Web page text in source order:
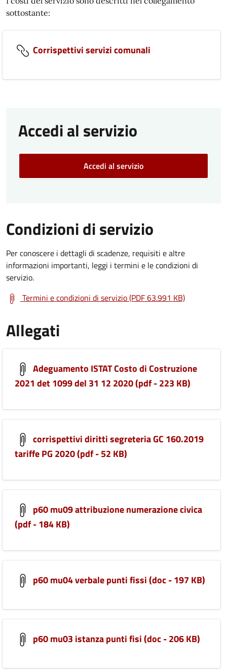
sottostante:
Corrispettivi servizi comunali
Accedi al servizio
Accedi al servizio
Condizioni di servizio
Per conoscere i dettagli di scadenze, requisiti e altre
informazioni importanti, leggi i termini e le condizioni di
servizio.
Termini e condizioni di servizio (PDF 63.991 KB)
Allegati
Adeguamento ISTAT Costo di Costruzione
2021 det 1099 del 31 12 2020 (pdf - 223 KB)
corrispettivi diritti segreteria GC 160.2019
tariffe PG 2020 (pdf - 52 KB)
p60 mu09 attribuzione numerazione civica
(pdf - 184 KB)
p60 mu04 verbale punti fissi (doc - 197 KB)
p60 mu03 istanza punti fisi (doc - 206 KB)